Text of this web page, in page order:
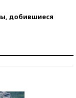
добившиеся